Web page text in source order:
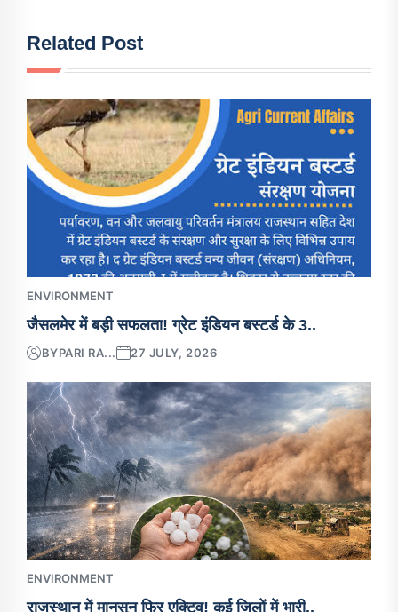
Related Post
ENVIRONMENT
जैसलमेर में बड़ी सफलता! ग्रेट इंडियन बस्टर्ड के 3..
BYPARI RA... 27 JULY, 2026
ENVIRONMENT
राजस्थान में मानसून फिर एक्टिव! कई जिलों में भारी..